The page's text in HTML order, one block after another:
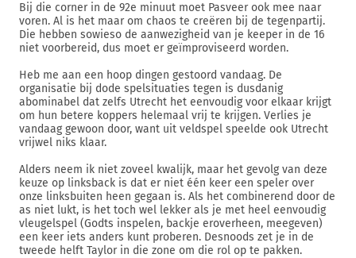
Bij die corner in de 92e minuut moet Pasveer ook mee naar
voren. Al is het maar om chaos te creëren bij de tegenpartij.
Die hebben sowieso de aanwezigheid van je keeper in de 16
niet voorbereid, dus moet er geïmproviseerd worden.
Heb me aan een hoop dingen gestoord vandaag. De
organisatie bij dode spelsituaties tegen is dusdanig
abominabel dat zelfs Utrecht het eenvoudig voor elkaar krijgt
om hun betere koppers helemaal vrij te krijgen. Verlies je
vandaag gewoon door, want uit veldspel speelde ook Utrecht
vrijwel niks klaar.
Alders neem ik niet zoveel kwalijk, maar het gevolg van deze
keuze op linksback is dat er niet één keer een speler over
onze linksbuiten heen gegaan is. Als het combinerend door de
as niet lukt, is het toch wel lekker als je met heel eenvoudig
vleugelspel (Godts inspelen, backje eroverheen, meegeven)
een keer iets anders kunt proberen. Desnoods zet je in de
tweede helft Taylor in die zone om die rol op te pakken.